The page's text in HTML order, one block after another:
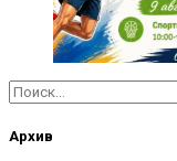
Найти:
Архив